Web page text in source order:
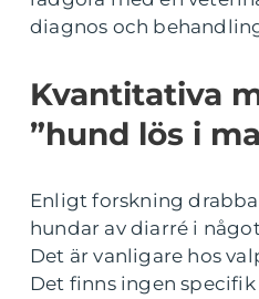
diagnos och
Kvantitativa
”hund lös i
Enligt forskning
hundar av diarré i
Det är vanligare hos
Det finns ingen specifik